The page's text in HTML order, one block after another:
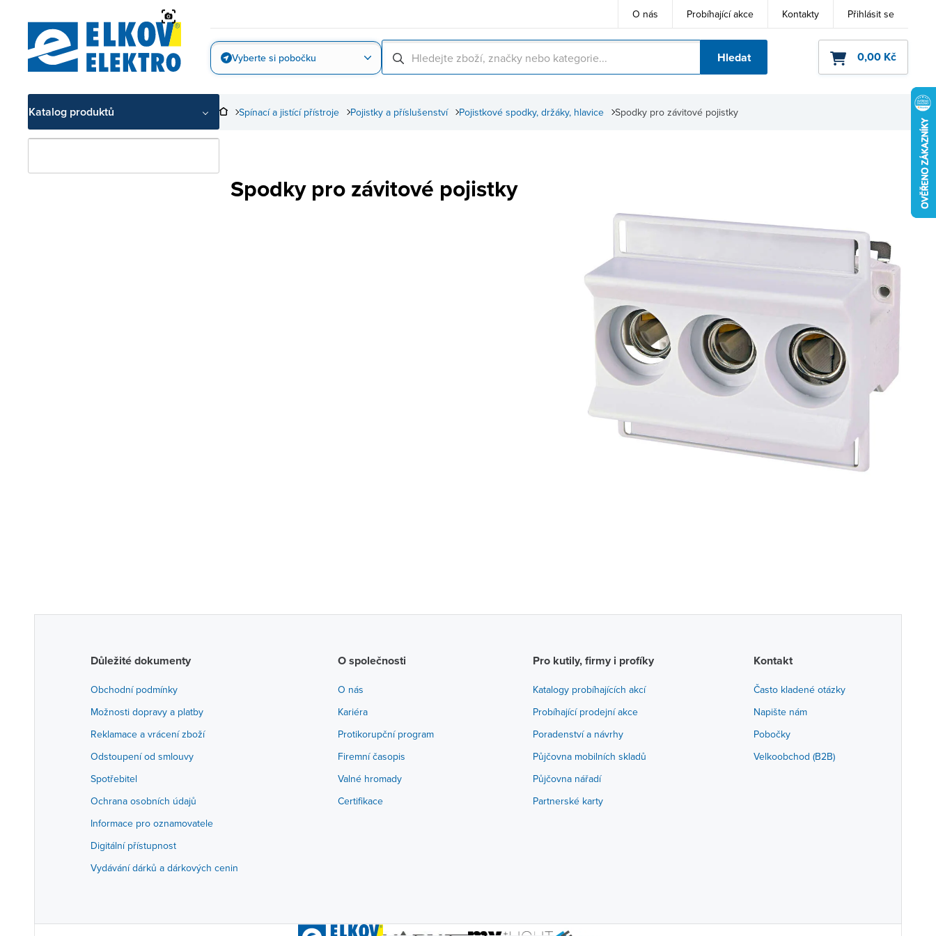
O nás Probíhající akce Kontakty Přihlásit se
Vyberte si pobočku Hledat 0,00 Kč
Katalog produktů Spodky pro závitové pojistky
Pojistkové spodky, držáky, hlavice
Pojistky a příslušenství
Spínací a jistící přístroje
Spodky pro závitové pojistky
Důležité dokumenty
Obchodní podmínky
Možnosti dopravy a platby
Reklamace a vrácení zboží
Odstoupení od smlouvy
Spotřebitel
Ochrana osobních údajů
Informace pro oznamovatele
Digitální přístupnost
Vydávání dárků a dárkových cenin
O společnosti
O nás
Kariéra
Protikorupční program
Firemní časopis
Valné hromady
Certifikace
Pro kutily, firmy i profíky
Katalogy probíhajících akcí
Probíhající prodejní akce
Poradenství a návrhy
Půjčovna mobilních skladů
Půjčovna nářadí
Partnerské karty
Kontakt
Často kladené otázky
Napište nám
Pobočky
Velkoobchod (B2B)